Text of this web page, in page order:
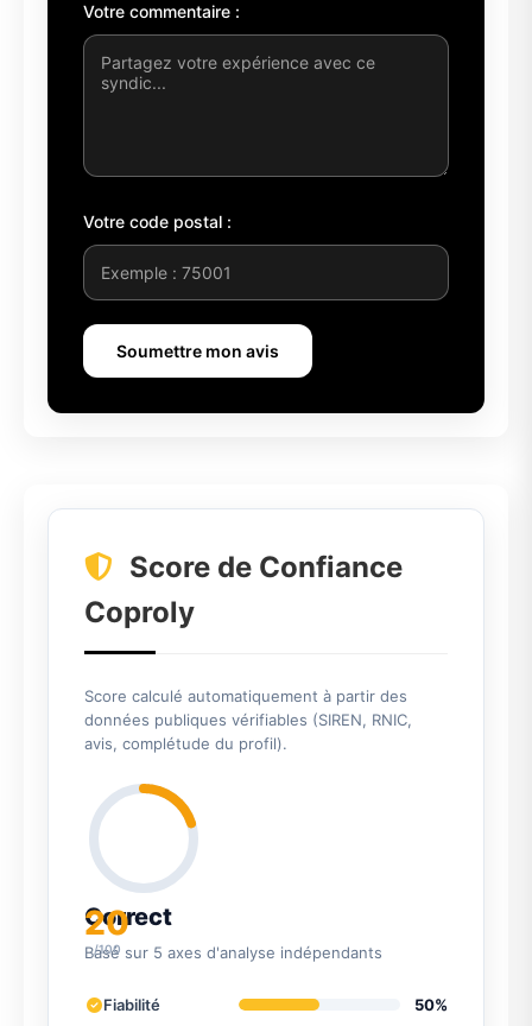
Votre commentaire :
Votre code postal :
Soumettre mon avis
Score de Confiance
Coproly
Score calculé automatiquement à partir des
données publiques vérifiables (SIREN, RNIC,
avis, complétude du profil).
20
/100
Correct
Basé sur 5 axes d'analyse indépendants
Fiabilité
50%